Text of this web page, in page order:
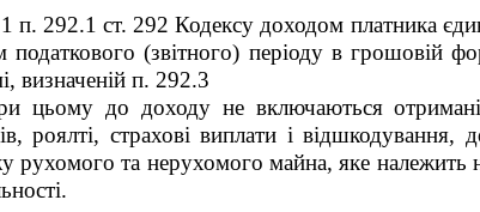
п. 292.1 ст. 292 Кодексу доходом платника
(звітного) періоду в грошовій
визначеній п. 292.3
цьому до доходу не включаються
роялті, страхові виплати і
рухомого та нерухомого майна, яке належить